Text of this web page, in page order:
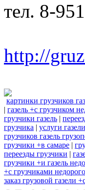
тел. 8-
http://
картинки грузчиков
| газель +с грузчиком
грузчики газель |
грузчика | услуги
грузчиков газель
грузчики +в самаре |
переезды грузчики |
грузчики +и газель
+с грузчиками недорого
заказ грузовой газели